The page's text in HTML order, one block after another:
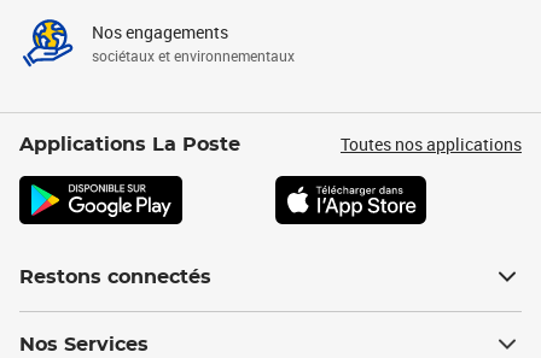
Nos engagements
sociétaux et environnementaux
Applications La Poste Toutes nos applications
Restons connectés
Nos Services